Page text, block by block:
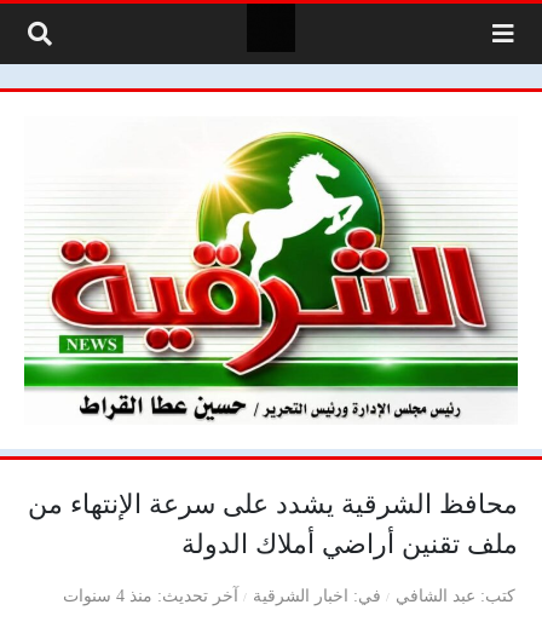
محافظ الشرقية يشدد على سرعة الإنتهاء من
ملف تقنين أراضي أملاك الدولة
كتب عبد الشافي في اخبار الشرقية آخر تحديث منذ 4 سنوات